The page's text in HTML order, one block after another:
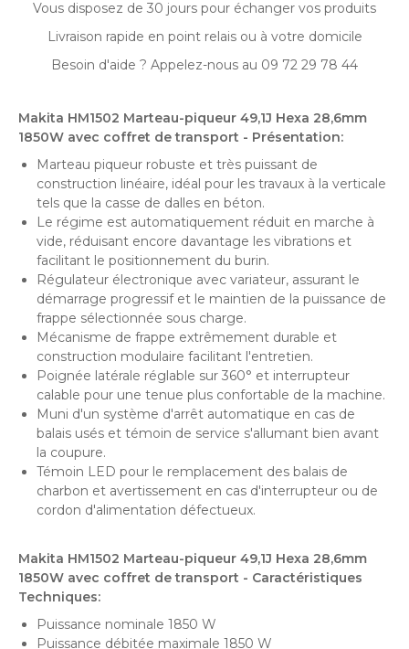
Vous disposez de 30 jours pour échanger vos produits
Livraison rapide en point relais ou à votre domicile
Besoin d'aide ? Appelez-nous au 09 72 29 78 44
Makita HM1502 Marteau-piqueur 49,1J Hexa 28,6mm
1850W avec coffret de transport - Présentation:
Marteau piqueur robuste et très puissant de
construction linéaire, idéal pour les travaux à la verticale
tels que la casse de dalles en béton.
Le régime est automatiquement réduit en marche à
vide, réduisant encore davantage les vibrations et
facilitant le positionnement du burin.
Régulateur électronique avec variateur, assurant le
démarrage progressif et le maintien de la puissance de
frappe sélectionnée sous charge.
Mécanisme de frappe extrêmement durable et
construction modulaire facilitant l'entretien.
Poignée latérale réglable sur 360° et interrupteur
calable pour une tenue plus confortable de la machine.
Muni d'un système d'arrêt automatique en cas de
balais usés et témoin de service s'allumant bien avant
la coupure.
Témoin LED pour le remplacement des balais de
charbon et avertissement en cas d'interrupteur ou de
cordon d'alimentation défectueux.
Makita HM1502 Marteau-piqueur 49,1J Hexa 28,6mm
1850W avec coffret de transport - Caractéristiques
Techniques:
Puissance nominale 1850 W
Puissance débitée maximale 1850 W